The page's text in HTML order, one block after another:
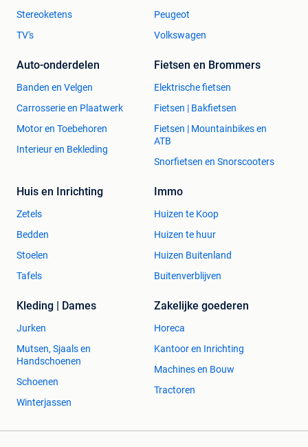
Stereoketens
TV's
Peugeot
Volkswagen
Auto-onderdelen
Banden en Velgen
Carrosserie en Plaatwerk
Motor en Toebehoren
Interieur en Bekleding
Fietsen en Brommers
Elektrische fietsen
Fietsen | Bakfietsen
Fietsen | Mountainbikes en
ATB
Snorfietsen en Snorscooters
Huis en Inrichting
Zetels
Bedden
Stoelen
Tafels
Immo
Huizen te Koop
Huizen te huur
Huizen Buitenland
Buitenverblijven
Kleding | Dames
Jurken
Mutsen, Sjaals en
Handschoenen
Schoenen
Winterjassen
Zakelijke goederen
Horeca
Kantoor en Inrichting
Machines en Bouw
Tractoren